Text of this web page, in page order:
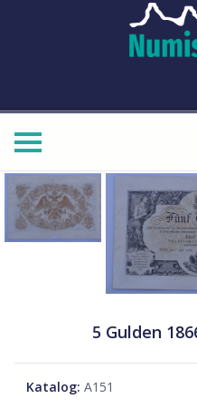
5 Gulden
Katalog: A151